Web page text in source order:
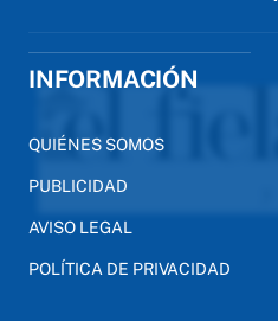
INFORMACIÓN
QUIÉNES SOMOS
PUBLICIDAD
AVISO LEGAL
POLÍTICA DE PRIVACIDAD